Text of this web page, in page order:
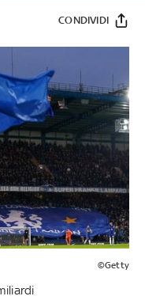
CONDIVIDI
©Getty